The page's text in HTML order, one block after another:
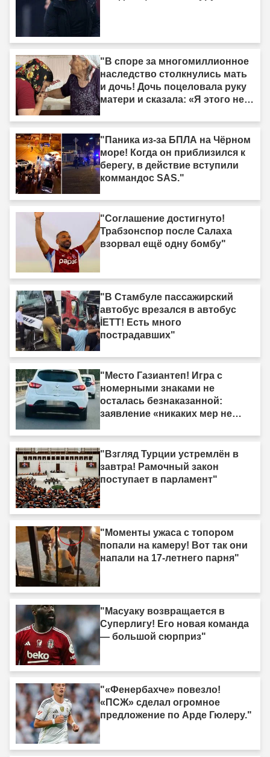
"В споре за многомиллионное
наследство столкнулись мать
и дочь! Дочь поцеловала руку
матери и сказала: «Я этого не
"Паника из-за БПЛА на Чёрном
море! Когда он приблизился к
берегу, в действие вступили
коммандос SAS."
"Соглашение достигнуто!
Трабзонспор после Салаха
взорвал ещё одну бомбу"
"В Стамбуле пассажирский
автобус врезался в автобус
İETT! Есть много
пострадавших"
"Место Газиантеп! Игра с
номерными знаками не
осталась безнаказанной:
заявление «никаких мер не
"Взгляд Турции устремлён в
завтра! Рамочный закон
поступает в парламент"
"Моменты ужаса с топором
попали на камеру! Вот так они
напали на 17-летнего парня"
"Масуаку возвращается в
Суперлигу! Его новая команда
— большой сюрприз"
"«Фенербахче» повезло!
«ПСЖ» сделал огромное
предложение по Арде Гюлеру."